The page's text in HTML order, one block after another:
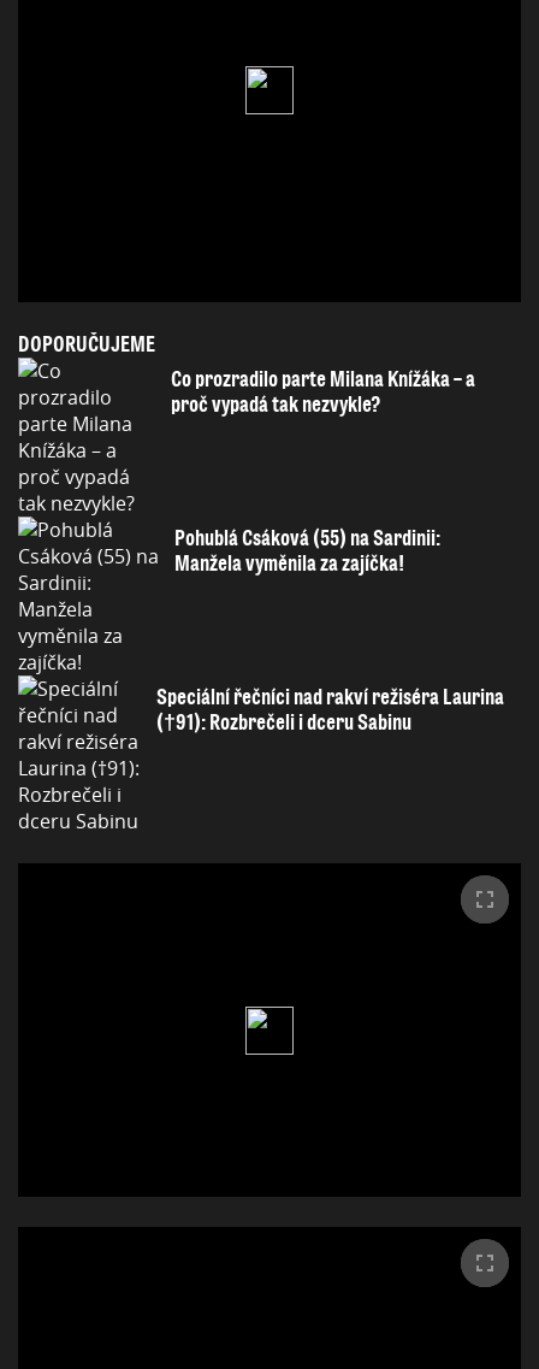
DOPORUČUJEME
Co prozradilo parte Milana Knížáka – a
proč vypadá tak nezvykle?
Pohublá Csáková (55) na Sardinii:
Manžela vyměnila za zajíčka!
Speciální řečníci nad rakví režiséra Laurina
(†91): Rozbrečeli i dceru Sabinu